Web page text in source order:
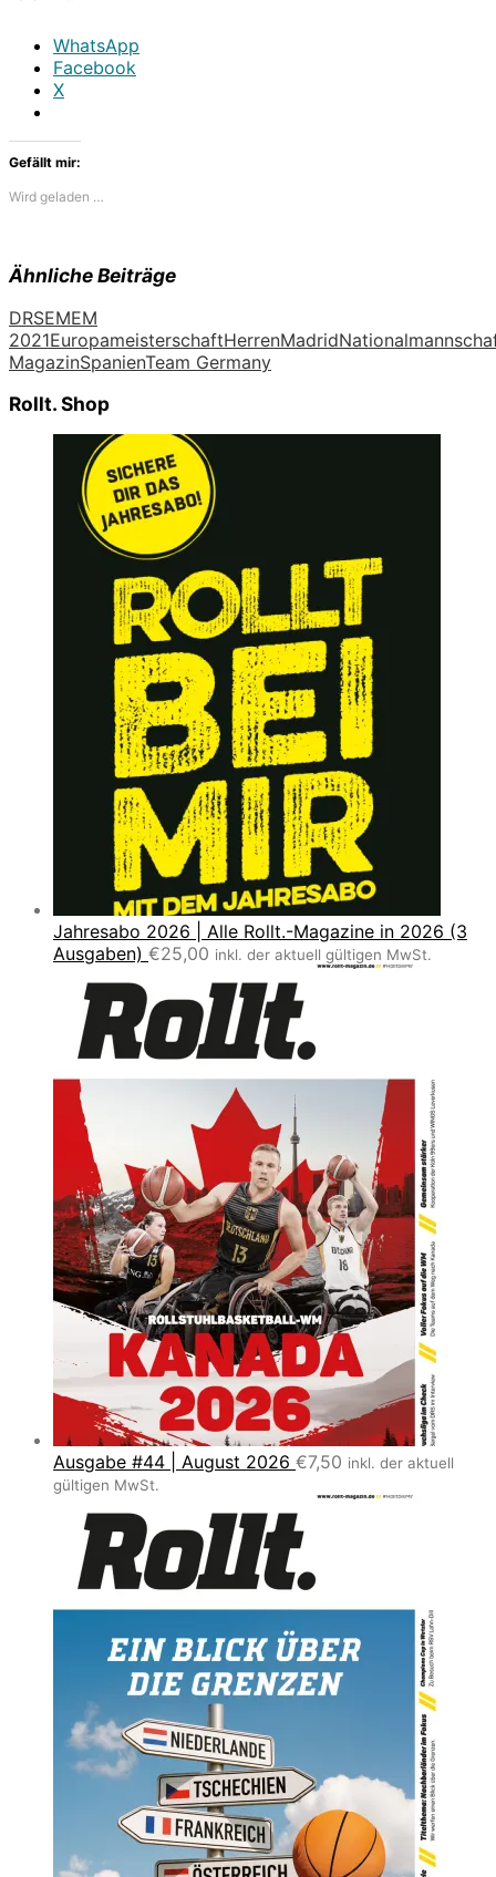
WhatsApp
Facebook
X
Gefällt mir:
Wird geladen …
Ähnliche Beiträge
DRSEMEM
2021EuropameisterschaftHerrenMadrid
MagazinSpanienTeam Germany
Rollt. Shop
Jahresabo 2026 | Alle Rollt.-Magazine in 2026 (3
Ausgaben) €25,00 inkl. der aktuell gültigen MwSt.
Ausgabe #44 | August 2026 €7,50 inkl. der aktuell
gültigen MwSt.